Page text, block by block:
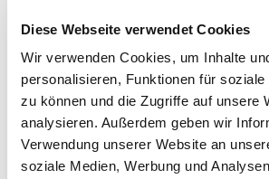
Diese Webseite verwendet Cookies
Wir verwenden Cookies, um Inhalte
personalisieren, Funktionen für soziale
zu können und die Zugriffe auf unsere
analysieren. Außerdem geben wir
Verwendung unserer Website an
soziale Medien, Werbung und
Gehen im Alltag weiter völlig
Schmerz, keine Schwellung mehr.
Laufeinheiten pro Woche auch auf
(Kies, Gras) schmerzfrei möglich.
Läufe auf Teerboden schmerzfrei
Vier Laufeinheiten pro Woche auf allen
Schwimmen und Rennrad im
schmerzfrei absolviert.